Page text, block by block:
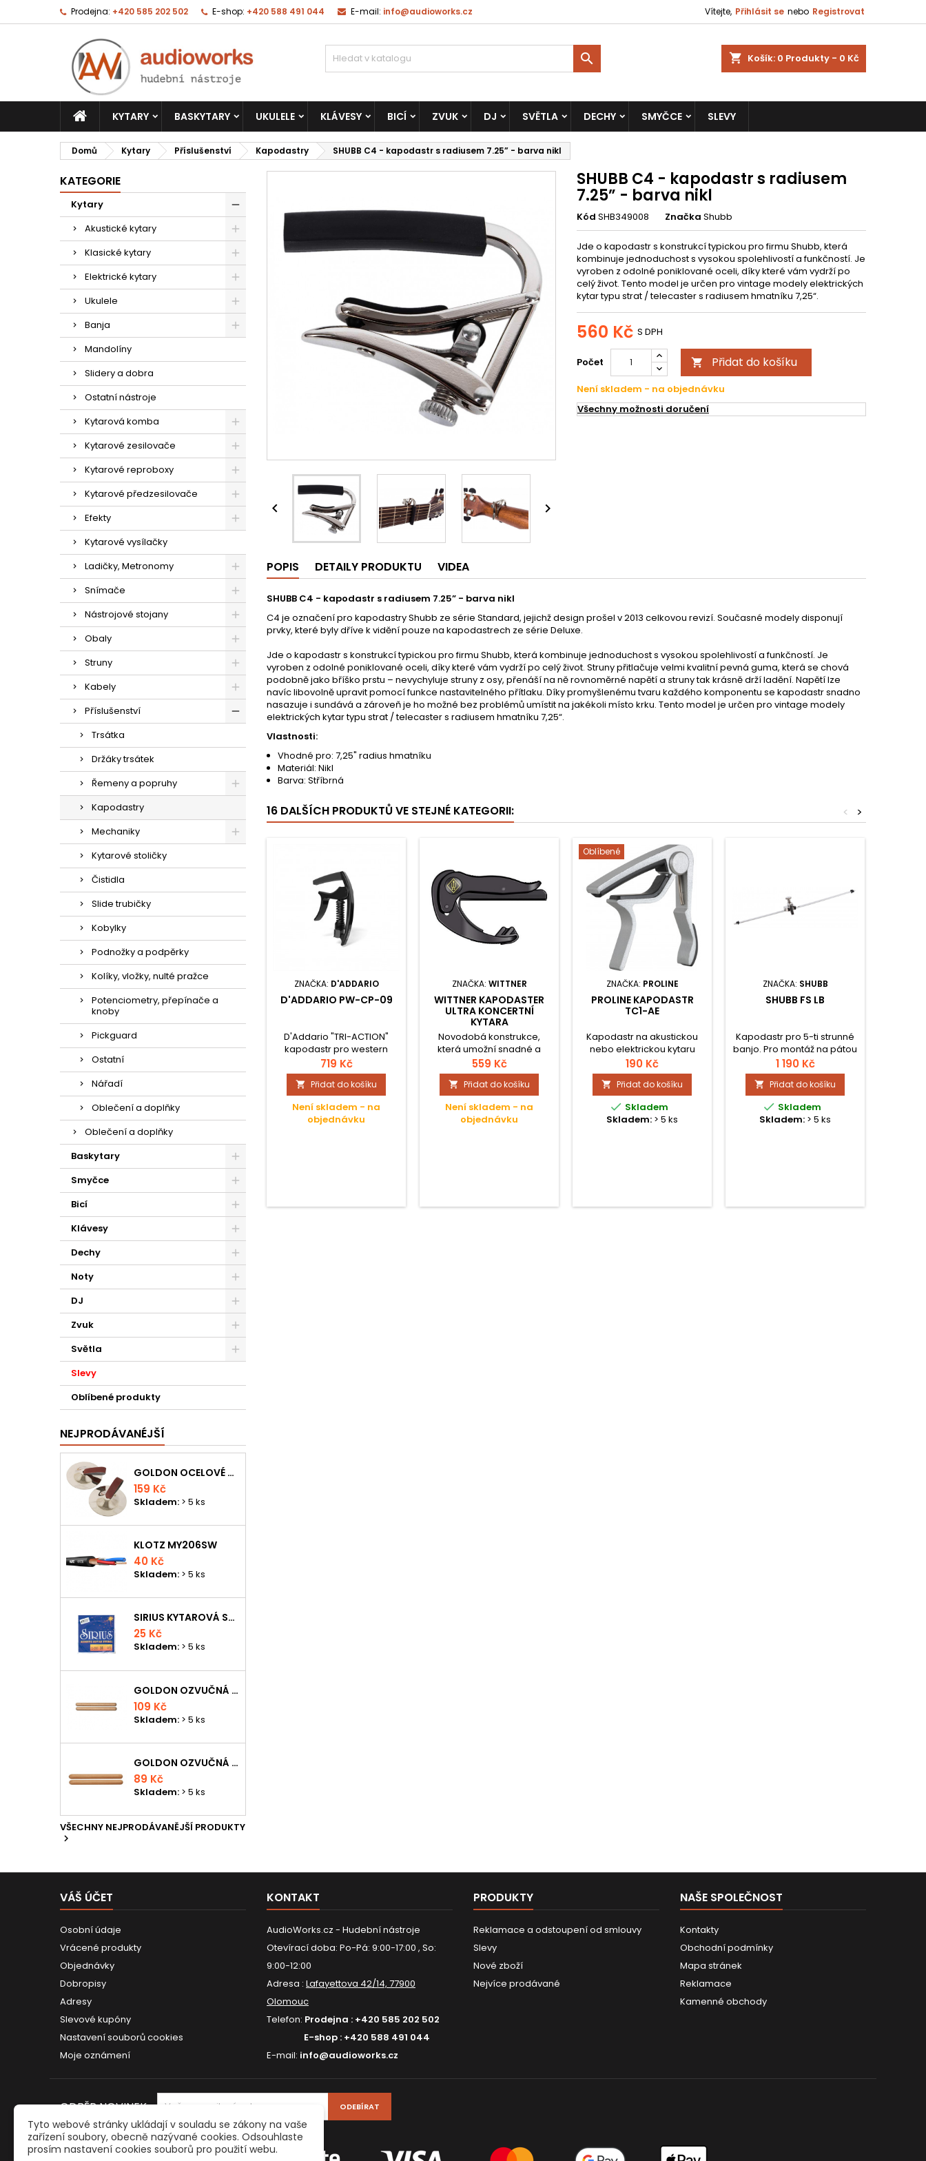
Prodejna: +420 585 202 502 E-shop: +420 588 491 044 E-mail: info@audioworks.cz Vítejte, Přihlásit se nebo Registrovat
shopping_cart Košík: 0 Produkty - 0 Kč

KYTARY BASKYTARY UKULELE KLÁVESY BICÍ ZVUK DJ SVĚTLA DECHY SMYČCE SLEVY
Domů Kytary Příslušenství Kapodastry SHUBB C4 - kapodastr s radiusem 7.25” - barva nikl
KATEGORIE
Kytary
Akustické kytary
Klasické kytary
Elektrické kytary
Ukulele
Banja
Mandolíny
Slidery a dobra
Ostatní nástroje
Kytarová komba
Kytarové zesilovače
Kytarové reproboxy
Kytarové předzesilovače
Efekty
Kytarové vysílačky
Ladičky, Metronomy
Snímače
Nástrojové stojany
Obaly
Struny
Kabely
Příslušenství
Trsátka
Držáky trsátek
Řemeny a popruhy
Kapodastry
Mechaniky
Kytarové stoličky
Čistidla
Slide trubičky
Kobylky
Podnožky a podpěrky
Kolíky, vložky, nulté pražce
Potenciometry, přepínače a
knoby
Pickguard
Ostatní
Nářadí
Oblečení a doplňky
Oblečení a doplňky
Baskytary
Smyčce
Bicí
Klávesy
Dechy
Noty
DJ
Zvuk
Světla
Slevy
Oblíbené produkty
NEJPRODÁVANÉJŠÍ
GOLDON OCELOVÉ PRSTOVÉ ČINELKY
159 Kč
Skladem: > 5 ks
KLOTZ MY206SW
40 Kč
Skladem: > 5 ks
SIRIUS KYTAROVÁ STRUNA
25 Kč
Skladem: > 5 ks
GOLDON OZVUČNÁ DŘÍVKA 18 X 200MM
109 Kč
Skladem: > 5 ks
GOLDON OZVUČNÁ DŘÍVKA 15 X 150MM
89 Kč
Skladem: > 5 ks
VŠECHNY NEJPRODÁVANĚJŠÍ PRODUKTY

 
SHUBB C4 - kapodastr s radiusem
7.25” - barva nikl
Kód SHB349008 Značka Shubb
Jde o kapodastr s konstrukcí typickou pro firmu Shubb, která
kombinuje jednoduchost s vysokou spolehlivostí a funkčností. Je
vyroben z odolné poniklované oceli, díky které vám vydrží po
celý život. Tento model je určen pro vintage modely elektrických
kytar typu strat / telecaster s radiusem hmatníku 7,25“.
560 Kč S DPH
Počet  Přidat do košíku
Není skladem - na objednávku
Všechny možnosti doručení
POPIS DETAILY PRODUKTU VIDEA
SHUBB C4 - kapodastr s radiusem 7.25” - barva nikl
C4 je označení pro kapodastry Shubb ze série Standard, jejichž design prošel v 2013 celkovou revizí. Současné modely disponují
prvky, které byly dříve k vidění pouze na kapodastrech ze série Deluxe.
Jde o kapodastr s konstrukcí typickou pro firmu Shubb, která kombinuje jednoduchost s vysokou spolehlivostí a funkčností. Je
vyroben z odolné poniklované oceli, díky které vám vydrží po celý život. Struny přitlačuje velmi kvalitní pevná guma, která se chová
podobně jako bříško prstu – nevychyluje struny z osy, přenáší na ně rovnoměrné napětí a struny tak krásně drží ladění. Napětí lze
navíc libovolně upravit pomocí funkce nastavitelného přítlaku. Díky promyšlenému tvaru každého komponentu se kapodastr snadno
nasazuje i sundává a zároveň je ho možné bez problémů umístit na jakékoli místo krku. Tento model je určen pro vintage modely
elektrických kytar typu strat / telecaster s radiusem hmatníku 7,25“.
Vlastnosti:
Vhodné pro: 7,25" radius hmatníku
Materiál: Nikl
Barva: Stříbrná
16 DALŠÍCH PRODUKTŮ VE STEJNÉ KATEGORII: >
<
ZNAČKA: D'ADDARIO
D'ADDARIO PW-CP-09
D'Addario "TRI-ACTION"
kapodastr pro western
kytaru s držákem na trsátko,
černý.
719 Kč
 Přidat do košíku
Není skladem - na
objednávku
ZNAČKA: WITTNER
WITTNER KAPODASTER
ULTRA KONCERTNÍ
KYTARA
Novodobá konstrukce,
která umožní snadné a
rychlé ovládání jednou
rukou; Velice malé a ultra-
lehké provedení z Hi-Tec-
kompozitního materiálu;
Téměr nerozladitelné,
vyměnitelné gumové
559 Kč
 Přidat do košíku
Není skladem - na
objednávku
Oblíbené
ZNAČKA: PROLINE
PROLINE KAPODASTR
TC1-AE
Kapodastr na akustickou
nebo elektrickou kytaru
opatřený silnými gumovými
podložkami, díky kterým je
velmi šetrný ke krku a laku
nástroje. Kapodastr vytváří
rovnoměrný tlak na všechny
struny.
190 Kč
 Přidat do košíku
 Skladem
Skladem: > 5 ks
ZNAČKA: SHUBB
SHUBB FS LB
Kapodastr pro 5-ti strunné
banjo. Pro montáž na pátou
strunu.
1 190 Kč
 Přidat do košíku
 Skladem
Skladem: > 5 ks
VÁŠ ÚČET
Osobní údaje
Vrácené produkty
Objednávky
Dobropisy
Adresy
Slevové kupóny
Nastavení souborů cookies
Moje oznámení
KONTAKT
AudioWorks.cz - Hudební nástroje
Otevírací doba: Po-Pá: 9:00-17:00 , So:
9:00-12:00
Adresa : Lafayettova 42/14, 77900
Olomouc
Telefon: Prodejna : +420 585 202 502
E-shop : +420 588 491 044
E-mail: info@audioworks.cz
PRODUKTY
Reklamace a odstoupení od smlouvy
Slevy
Nové zboží
Nejvíce prodávané
NAŠE SPOLEČNOST
Kontakty
Obchodní podmínky
Mapa stránek
Reklamace
Kamenné obchody
ODBĚR NOVINEK
Tyto webové stránky ukládají v souladu se zákony na vaše
zařízení soubory, obecně nazývané cookies. Odsouhlaste
prosím nastavení cookies souborů pro použití webu.